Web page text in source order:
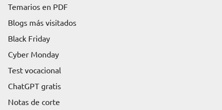
Temarios en PDF
Blogs más visitados
Black Friday
Cyber Monday
Test vocacional
ChatGPT gratis
Notas de corte